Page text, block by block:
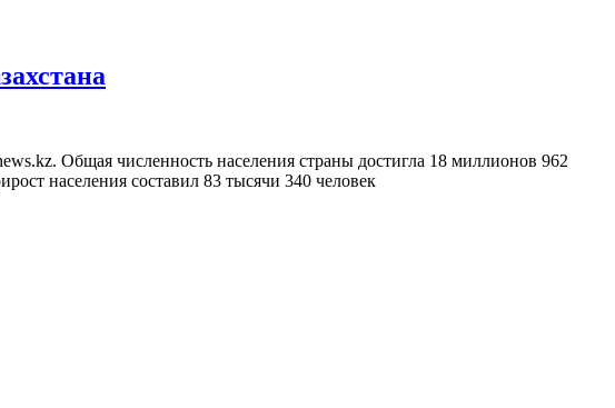
Общая численность населения страны достигла 18 миллионов 962
населения составил 83 тысячи 340 человек